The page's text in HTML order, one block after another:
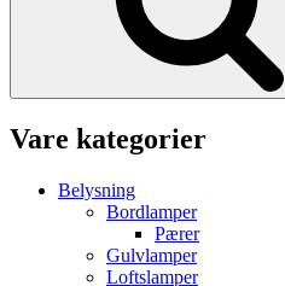
Vare kategorier
Belysning
Bordlamper
Pærer
Gulvlamper
Loftslamper